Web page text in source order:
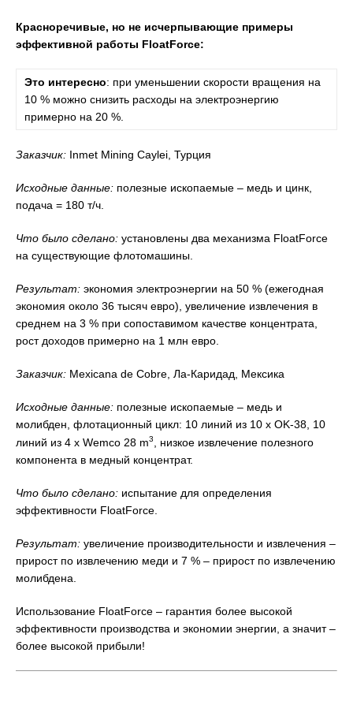
Красноречивые, но не исчерпывающие примеры
эффективной работы FloatForce:
Это интересно: при уменьшении скорости вращения на
10 % можно снизить расходы на электроэнергию
примерно на 20 %.
Заказчик: Inmet Mining Caylei, Турция
Исходные данные: полезные ископаемые – медь и цинк,
подача = 180 т/ч.
Что было сделано: установлены два механизма FloatForce
на существующие флотомашины.
Результат: экономия электроэнергии на 50 % (ежегодная
экономия около 36 тысяч евро), увеличение извлечения в
среднем на 3 % при сопоставимом качестве концентрата,
рост доходов примерно на 1 млн евро.
Заказчик: Mexicana de Cobre, Ла-Каридад, Мексика
Исходные данные: полезные ископаемые – медь и
молибден, флотационный цикл: 10 линий из 10 x OK-38, 10
линий из 4 x Wemco 28 m3
, низкое извлечение полезного
компонента в медный концентрат.
Что было сделано: испытание для определения
эффективности FloatForce.
Результат: увеличение производительности и извлечения –
прирост по извлечению меди и 7 % – прирост по извлечению
молибдена.
Использование FloatForce – гарантия более высокой
эффективности производства и экономии энергии, а значит –
более высокой прибыли!